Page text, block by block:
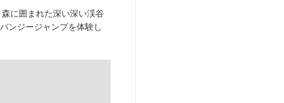
に囲まれた深い深い渓谷
ンジージャンプを体験し